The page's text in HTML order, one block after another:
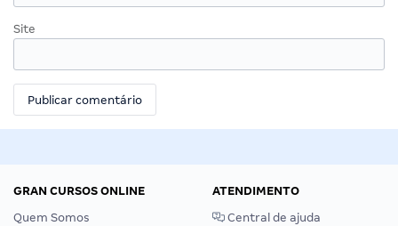
Site
GRAN CURSOS ONLINE
Quem Somos
ATENDIMENTO
Central de ajuda